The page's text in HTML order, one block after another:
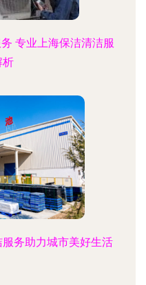
专业上海保洁清洁服
析
务助力城市美好生活